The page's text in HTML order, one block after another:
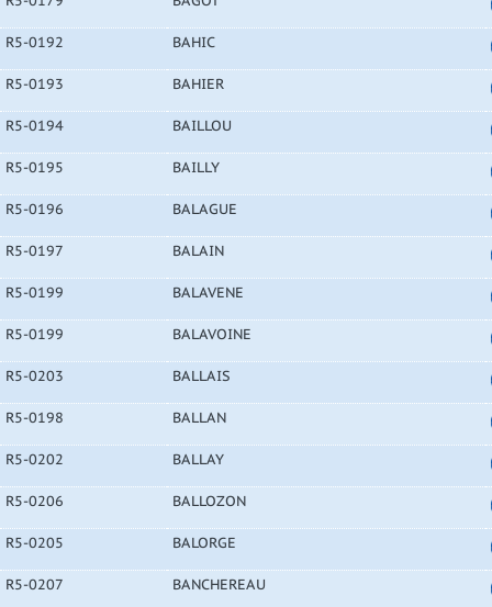
R5-0192 BAHIC
R5-0193 BAHIER
R5-0194 BAILLOU
R5-0195 BAILLY
R5-0196 BALAGUE
R5-0197 BALAIN
R5-0199 BALAVENE
R5-0199 BALAVOINE
R5-0203 BALLAIS
R5-0198 BALLAN
R5-0202 BALLAY
R5-0206 BALLOZON
R5-0205 BALORGE
R5-0207 BANCHEREAU